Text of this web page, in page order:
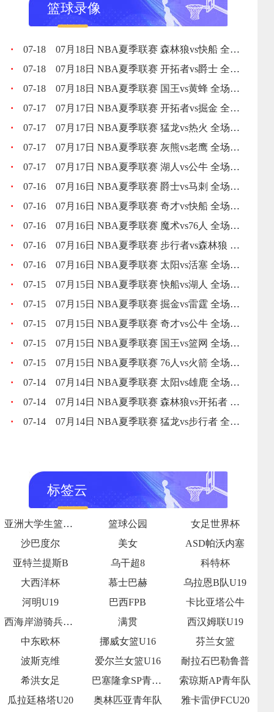
篮球录像
· 07-18
07月18日 NBA夏季联赛 森林狼vs快船 全场录像回放
·
07-18
07月18日 NBA夏季联赛 开拓者vs爵士 全场录像回放
·
07-18
07月18日 NBA夏季联赛 国王vs黄蜂 全场录像回放
·
07-17
07月17日 NBA夏季联赛 开拓者vs掘金 全场录像回放
·
07-17
07月17日 NBA夏季联赛 猛龙vs热火 全场录像回放
·
07-17
07月17日 NBA夏季联赛 灰熊vs老鹰 全场录像回放
·
07-17
07月17日 NBA夏季联赛 湖人vs公牛 全场录像回放
·
07-16
07月16日 NBA夏季联赛 爵士vs马刺 全场录像回放
·
07-16
07月16日 NBA夏季联赛 奇才vs快船 全场录像回放
·
07-16
07月16日 NBA夏季联赛 魔术vs76人 全场录像回放
·
07-16
07月16日 NBA夏季联赛 步行者vs森林狼 全场录像回放
·
07-16
07月16日 NBA夏季联赛 太阳vs活塞 全场录像回放
·
07-15
07月15日 NBA夏季联赛 快船vs湖人 全场录像回放
·
07-15
07月15日 NBA夏季联赛 掘金vs雷霆 全场录像回放
·
07-15
07月15日 NBA夏季联赛 奇才vs公牛 全场录像回放
·
07-15
07月15日 NBA夏季联赛 国王vs篮网 全场录像回放
·
07-15
07月15日 NBA夏季联赛 76人vs火箭 全场录像回放
·
07-14
07月14日 NBA夏季联赛 太阳vs雄鹿 全场录像回放
·
07-14
07月14日 NBA夏季联赛 森林狼vs开拓者 全场录像回放
·
07-14 07月14日 NBA夏季联赛 猛龙vs步行者 全场录像回放
标签云
亚洲大学生篮球联赛半决赛 篮球公园
女足世界杯
沙巴度尔
美女
ASD帕沃内塞
亚特兰提斯B
乌干超8
科特杯
大西洋杯
慕士巴赫
乌拉恩B队U19
河明U19
巴西FPB
卡比亚塔公牛
西海岸游骑兵女足
满贯
西汉姆联U19
中东欧杯
挪威女篮U16
芬兰女篮
波斯克维
爱尔兰女篮U16
耐拉石巴勒鲁普
希洪女足
巴塞隆拿SP青年队
索琼斯AP青年队
瓜拉廷格塔U20
奥林匹亚青年队 雅卡雷伊FCU20